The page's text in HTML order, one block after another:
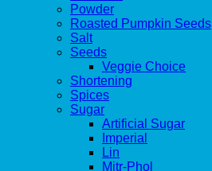
Powder
Roasted Pumpkin Seeds
Salt
Seeds
Veggie Choice
Shortening
Spices
Sugar
Artificial Sugar
Imperial
Lin
Mitr-Phol